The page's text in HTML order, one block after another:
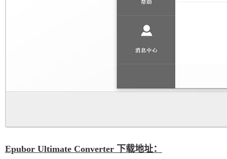
Epubor Ultimate Converter 下载地址：